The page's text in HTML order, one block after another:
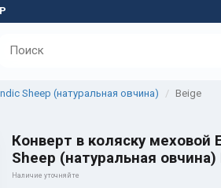
Sheep (натуральная овчина) Beige
Конверт в коляску меховой
Sheep (натуральная овчина)
Наличие уточняйте